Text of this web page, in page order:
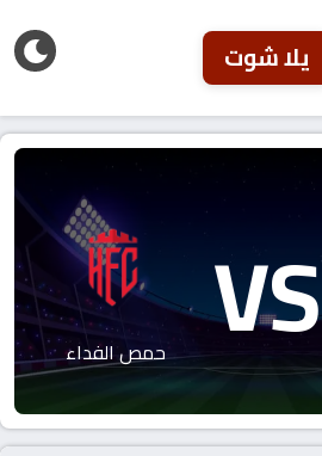
يلا شوت
VS حمص الفداء